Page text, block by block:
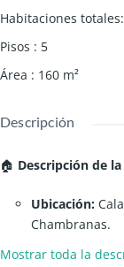
Habitaciones totales:
Pisos : 5
Área : 160 m²
Descripción
🏠 Descripción de la
Ubicación:
Chambranas.
Mostrar toda la